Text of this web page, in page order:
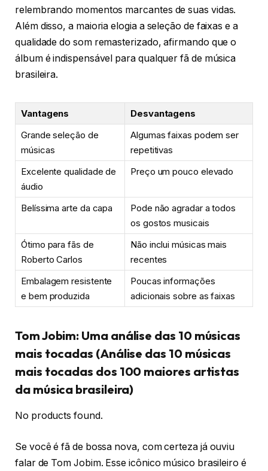
relembrando momentos marcantes de suas vidas.
Além disso, a maioria elogia a seleção de faixas e a
qualidade do som remasterizado, afirmando que o
álbum é indispensável para qualquer fã de música
brasileira.
Vantagens
Desvantagens
Grande seleção de
músicas
Algumas faixas podem ser
repetitivas
Excelente qualidade de
áudio
Preço um pouco elevado
Belíssima arte da capa
Pode não agradar a todos
os gostos musicais
Ótimo para fãs de
Roberto Carlos
Não inclui músicas mais
recentes
Embalagem resistente
e bem produzida
Poucas informações
adicionais sobre as faixas
Tom Jobim: Uma análise das 10 músicas
mais tocadas (Análise das 10 músicas
mais tocadas dos 100 maiores artistas
da música brasileira)
No products found.
Se você é fã de bossa nova, com certeza já ouviu
falar de Tom Jobim. Esse icônico músico brasileiro é